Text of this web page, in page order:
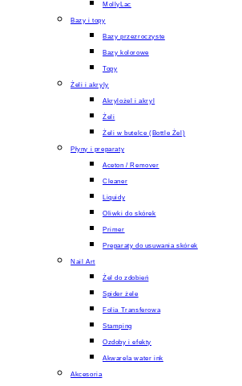
MollyLac
Bazy i topy
Bazy przezroczyste
Bazy kolorowe
Topy
Żeli i akryly
Akrylożel i akryl
Żeli
Żeli w butelce (Bottle Żel)
Płyny i preparaty
Aceton / Remover
Cleaner
Liquidy
Oliwki do skórek
Primer
Preparaty do usuwania skórek
Nail Art
Żel do zdobień
Spider żele
Folia Transferowa
Stamping
Ozdoby i efekty
Akwarela water ink
Akcesoria